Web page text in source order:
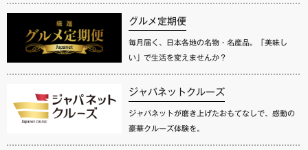
グルメ定期便
毎月届く、日本各地の名物・名産品。「美味し
い」で生活を変えませんか？
ジャパネットクルーズ
ジャパネットが磨き上げたおもてなしで、感動の
豪華クルーズ体験を。